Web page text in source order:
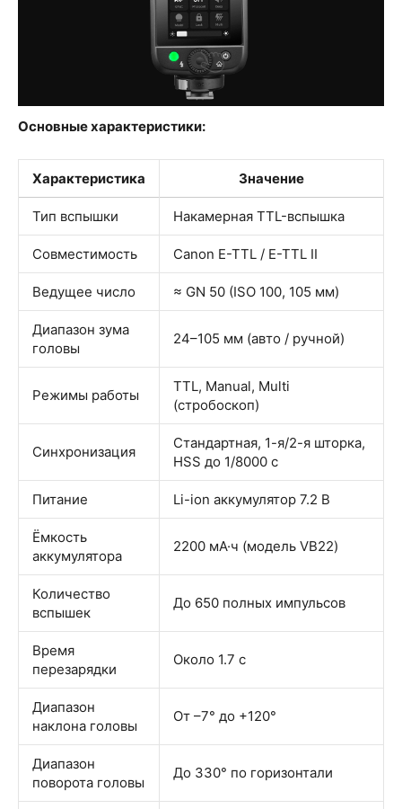
Основные характеристики:
Характеристика Значение
Тип вспышки Накамерная TTL-вспышка
Совместимость Canon E-TTL / E-TTL II
Ведущее число ≈ GN 50 (ISO 100, 105 мм)
Диапазон зума
головы
24–105 мм (авто / ручной)
Режимы работы
TTL, Manual, Multi
(стробоскоп)
Синхронизация
Стандартная, 1-я/2-я шторка,
HSS до 1/8000 с
Питание Li-ion аккумулятор 7.2 В
Ёмкость
аккумулятора
2200 мА·ч (модель VB22)
Количество
вспышек
До 650 полных импульсов
Время
перезарядки
Около 1.7 с
Диапазон
наклона головы
От –7° до +120°
Диапазон
поворота головы
До 330° по горизонтали